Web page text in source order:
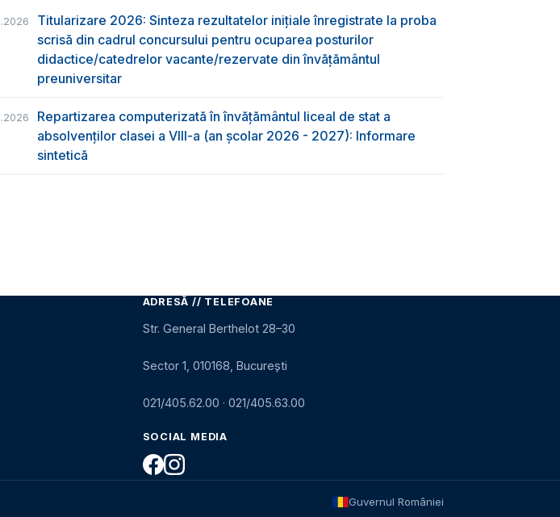
Titularizare 2026: Sinteza rezultatelor inițiale înregistrate la proba
scrisă din cadrul concursului pentru ocuparea posturilor
didactice/catedrelor vacante/rezervate din învăţământul
preuniversitar
Repartizarea computerizată în învăţământul liceal de stat a
absolvenţilor clasei a VIII-a (an școlar 2026 - 2027): Informare
sintetică
ADRESĂ // TELEFOANE
Str. General Berthelot 28–30
Sector 1, 010168, București
021/405.62.00 · 021/405.63.00
SOCIAL MEDIA
Guvernul României